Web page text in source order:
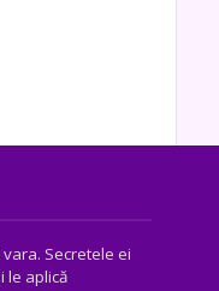
Secretele ei
le aplică